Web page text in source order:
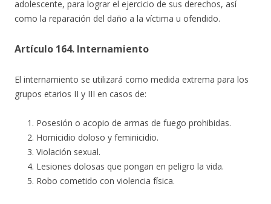
adolescente, para lograr el ejercicio de sus derechos, así
como la reparación del daño a la víctima u ofendido.
Artículo 164. Internamiento
El internamiento se utilizará como medida extrema para los
grupos etarios II y III en casos de:
Posesión o acopio de armas de fuego prohibidas.
Homicidio doloso y feminicidio.
Violación sexual.
Lesiones dolosas que pongan en peligro la vida.
Robo cometido con violencia física.